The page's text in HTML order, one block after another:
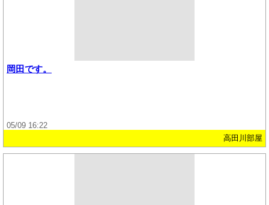
岡田です。
05/09 16:22
高田川部屋